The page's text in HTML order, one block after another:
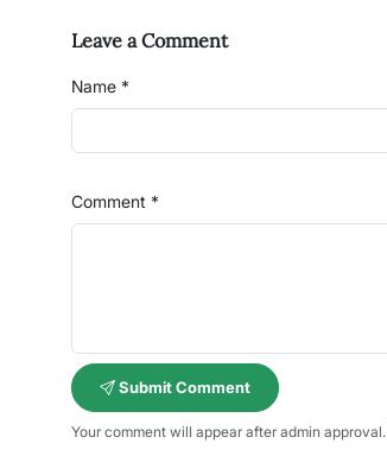
Leave a Comment
Name *
Comment *
Submit Comment
Your comment will appear after admin approval.